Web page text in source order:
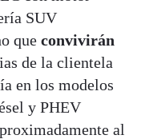
SUV
que convivirán
de la clientela
en los modelos
y PHEV
al